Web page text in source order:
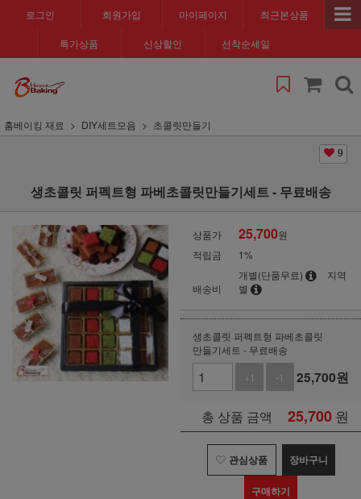
로그인 회원가입 마이페이지 최근본상품
특가상품 신상할인 선착순세일
홈베이킹 재료 DIY세트모음 초콜릿만들기
9
생초콜릿 퍼펙트형 파베초콜릿만들기세트 - 무료배송
상품가 25,700원
적립금
1%
배송비
개별(단품무료)
지역
별
생초콜릿 퍼펙트형 파베초콜릿
만들기세트 - 무료배송
+1
-1 25,700원
총 상품 금액 25,700 원
관심상품 장바구니
구매하기